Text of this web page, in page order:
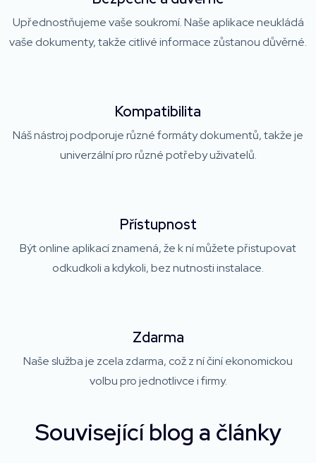
Upřednostňujeme vaše soukromí. Naše aplikace neukládá
vaše dokumenty, takže citlivé informace zůstanou důvěrné.
Kompatibilita
Náš nástroj podporuje různé formáty dokumentů, takže je
univerzální pro různé potřeby uživatelů.
Přístupnost
Být online aplikací znamená, že k ní můžete přistupovat
odkudkoli a kdykoli, bez nutnosti instalace.
Zdarma
Naše služba je zcela zdarma, což z ní činí ekonomickou
volbu pro jednotlivce i firmy.
Související blog a články